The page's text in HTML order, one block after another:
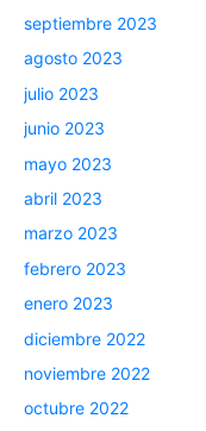
septiembre 2023
agosto 2023
julio 2023
junio 2023
mayo 2023
abril 2023
marzo 2023
febrero 2023
enero 2023
diciembre 2022
noviembre 2022
octubre 2022